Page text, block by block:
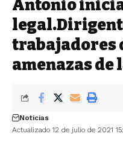
Antonio
trabajadores
amenazas de
Actualizado 12 de julio de 2021
Noticias